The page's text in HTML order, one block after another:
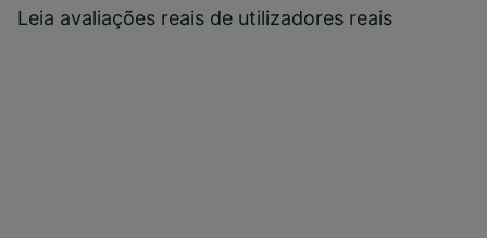
Leia avaliações reais de utilizadores reais